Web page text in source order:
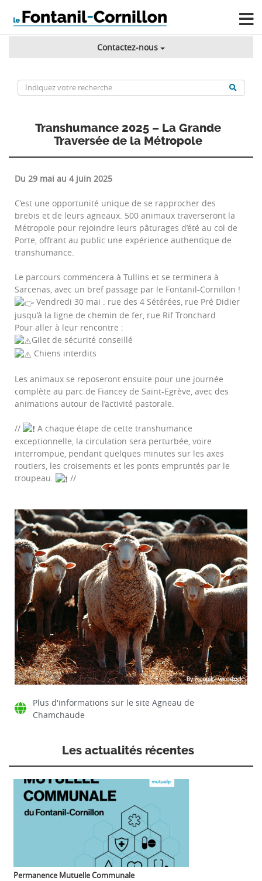
Contactez-nous
Transhumance 2025 – La Grande
Traversée de la Métropole
Du 29 mai au 4 juin 2025
C’est une opportunité unique de se rapprocher des
brebis et de leurs agneaux. 500 animaux traverseront la
Métropole pour rejoindre leurs pâturages d’été au col de
Porte, offrant au public une expérience authentique de
transhumance.
Le parcours commencera à Tullins et se terminera à
Sarcenas, avec un bref passage par le Fontanil-Cornillon !
Vendredi 30 mai : rue des 4 Sétérées, rue Pré Didier
jusqu’à la ligne de chemin de fer, rue Rif Tronchard
Pour aller à leur rencontre :
Gilet de sécurité conseillé
Chiens interdits
Les animaux se reposeront ensuite pour une journée
complète au parc de Fiancey de Saint-Egrève, avec des
animations autour de l’activité pastorale.
//
A chaque étape de cette transhumance
exceptionnelle, la circulation sera perturbée, voire
interrompue, pendant quelques minutes sur les axes
routiers, les croisements et les ponts empruntés par le
troupeau.
//
Plus d'informations sur le site Agneau de
Chamchaude
Les actualités récentes
Permanence Mutuelle Communale